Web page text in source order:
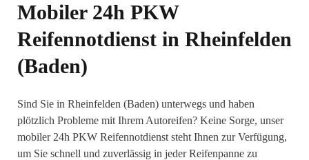
Mobiler 24h PKW
Reifennotdienst in Rheinfelden
(Baden)
Sind Sie in Rheinfelden (Baden) unterwegs und haben
plötzlich Probleme mit Ihrem Autoreifen? Keine Sorge, unser
mobiler 24h PKW Reifennotdienst steht Ihnen zur Verfügung,
um Sie schnell und zuverlässig in jeder Reifenpanne zu